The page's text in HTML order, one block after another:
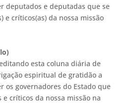
deputados e deputadas que se
e críticos(as) da nossa missão
esta coluna diária de
espiritual de gratidão a
os governadores do Estado que
críticos da nossa missão na